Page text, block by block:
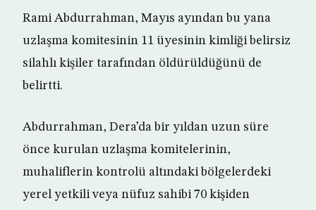
Rami Abdurrahman, Mayıs ayından bu yana
uzlaşma komitesinin 11 üyesinin kimliği belirsiz
silahlı kişiler tarafından öldürüldüğünü de
belirtti.
Abdurrahman, Dera’da bir yıldan uzun süre
önce kurulan uzlaşma komitelerinin,
muhaliflerin kontrolü altındaki bölgelerdeki
yerel yetkili veya nüfuz sahibi 70 kişiden